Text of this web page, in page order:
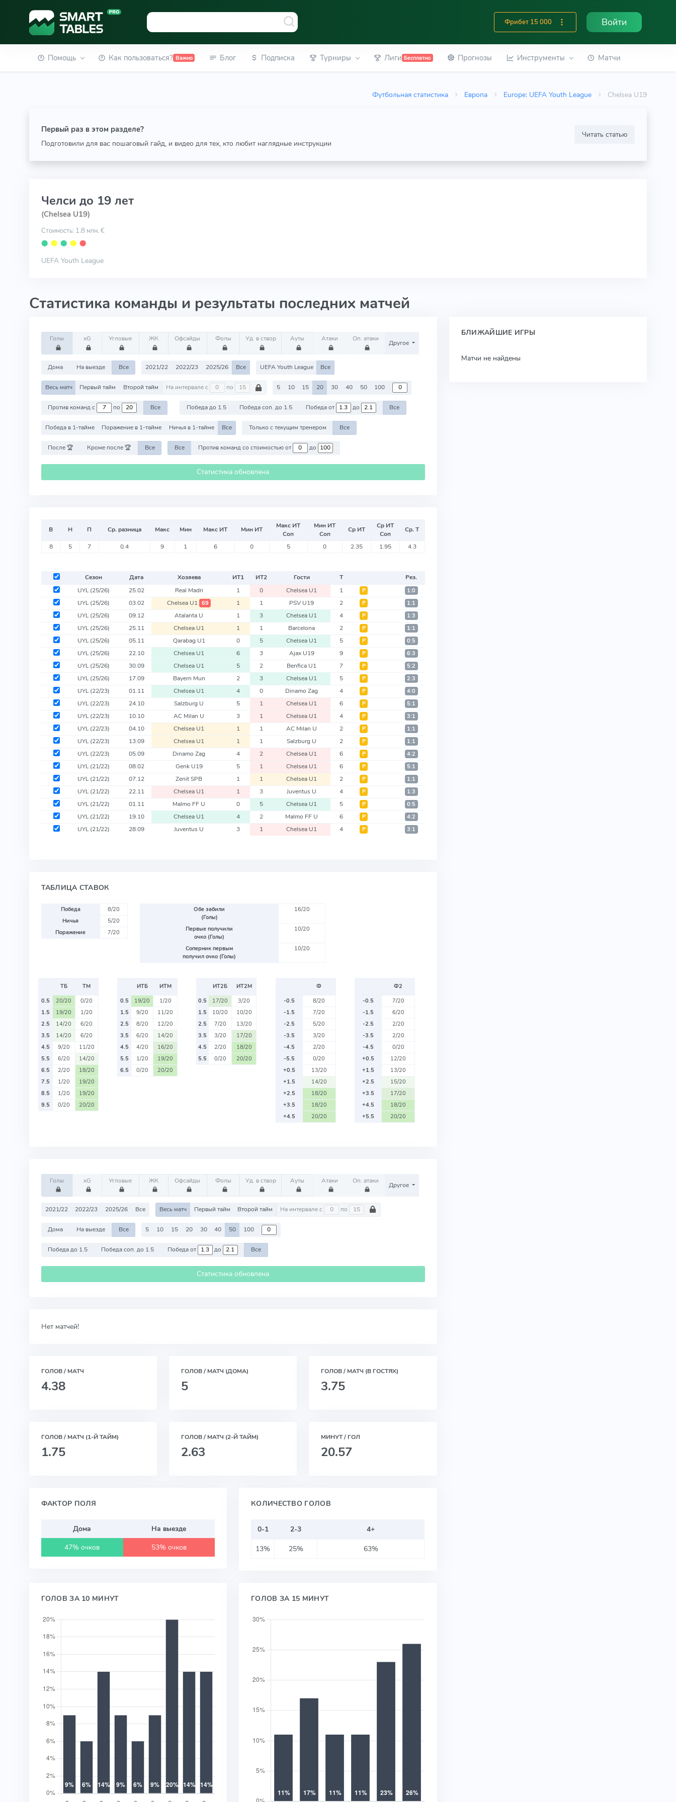
Фрибет 15 000 Войти
Помощь Как пользоваться? Важно Блог Подписка Турниры Лиги Бесплатно Прогнозы Инструменты Матчи
Футбольная статистика Европа Europe: UEFA Youth League Chelsea U19
Первый раз в этом разделе?
Подготовили для вас пошаговый гайд, и видео для тех, кто любит наглядные инструкции
Читать статью
Челси до 19 лет
(Chelsea U19)
Стоимость: 1.8 млн. €
⬤ ⬤ ⬤ ⬤ ⬤
UEFA Youth League
Статистика команды и результаты последних матчей
Голы xG Угловые ЖК Офсайды Фолы Уд. в створ Ауты Атаки Оп. атаки
Другое
Дома На выезде Все 2021/22 2022/23 2025/26 Все UEFA Youth League Все
Весь матч Первый тайм Второй тайм На интервале с по 5 10 15 20 30 40 50 100
Против команд с по Все Победа до 1.5 Победа соп. до 1.5 Победа от до Все
Победа в 1-тайме Поражение в 1-тайме Ничья в 1-тайме Все Только с текущим тренером Все
После 🏆 Кроме после 🏆 Все Все Против команд со стоимостью от до
Статистика обновлена
В Н П Ср. разница Макс Мин Макс ИТ Мин ИТ
Макс ИТ
Соп
Мин ИТ
Соп
Ср ИТ
Ср ИТ
Соп
Ср. Т
8 5 7 0.4 9 1 6 0 5 0 2.35 1.95 4.3
Сезон Дата Хозяева ИТ1 ИТ2 Гости Т
Рез.
UYL(25/26) 25.02 Real Madri 1 0 Chelsea U1 1 Р 1:0
UYL(25/26) 03.02 Chelsea U1 69 1 1 PSV U19 2 Р 1:1
UYL(25/26) 09.12 Atalanta U 1 3 Chelsea U1 4 Р 1:3
UYL(25/26) 25.11 Chelsea U1 1 1 Barcelona 2 Р 1:1
UYL(25/26) 05.11 Qarabag U1 0 5 Chelsea U1 5 Р 0:5
UYL(25/26) 22.10 Chelsea U1 6 3 Ajax U19 9 Р 6:3
UYL(25/26) 30.09 Chelsea U1 5 2 Benfica U1 7 Р 5:2
UYL(25/26) 17.09 Bayern Mun 2 3 Chelsea U1 5 Р 2:3
UYL(22/23) 01.11 Chelsea U1 4 0 Dinamo Zag 4 Р 4:0
UYL(22/23) 24.10 Salzburg U 5 1 Chelsea U1 6 Р 5:1
UYL(22/23) 10.10 AC Milan U 3 1 Chelsea U1 4 Р 3:1
UYL(22/23) 04.10 Chelsea U1 1 1 AC Milan U 2 Р 1:1
UYL(22/23) 13.09 Chelsea U1 1 1 Salzburg U 2 Р 1:1
UYL(22/23) 05.09 Dinamo Zag 4 2 Chelsea U1 6 Р 4:2
UYL(21/22) 08.02 Genk U19 5 1 Chelsea U1 6 Р 5:1
UYL(21/22) 07.12 Zenit SPB 1 1 Chelsea U1 2 Р 1:1
UYL(21/22) 22.11 Chelsea U1 1 3 Juventus U 4 Р 1:3
UYL(21/22) 01.11 Malmo FF U 0 5 Chelsea U1 5 Р 0:5
UYL(21/22) 19.10 Chelsea U1 4 2 Malmo FF U 6 Р 4:2
UYL(21/22) 28.09 Juventus U 3 1 Chelsea U1 4 Р 3:1
ТАБЛИЦА СТАВОК
Победа
8/20
Ничья
5/20
Поражение
7/20
Обе забили
(Голы)
16/20
Первые получили
очко (Голы)
10/20
Соперник первым
получил очко (Голы)
10/20
ТБ
ТМ
0.5
20/20
0/20
1.5
19/20
1/20
2.5
14/20
6/20
3.5
14/20
6/20
4.5
9/20
11/20
5.5
6/20
14/20
6.5
2/20
18/20
7.5
1/20
19/20
8.5
1/20
19/20
9.5
0/20 20/20
ИТБ
ИТМ
0.5
19/20
1/20
1.5
9/20
11/20
2.5
8/20
12/20
3.5
6/20
14/20
4.5
4/20
16/20
5.5
1/20
19/20
6.5
0/20 20/20
ИТ2Б
ИТ2М
0.5
17/20
3/20
1.5
10/20
10/20
2.5
7/20
13/20
3.5
3/20
17/20
4.5
2/20
18/20
5.5
0/20 20/20
Ф
-0.5
8/20
-1.5
7/20
-2.5
5/20
-3.5
3/20
-4.5
2/20
-5.5
0/20
+0.5
13/20
+1.5
14/20
+2.5
18/20
+3.5
18/20
+4.5
20/20
Ф2
-0.5
7/20
-1.5
6/20
-2.5
2/20
-3.5
2/20
-4.5
0/20
+0.5
12/20
+1.5
13/20
+2.5
15/20
+3.5
17/20
+4.5
18/20
+5.5
20/20
Голы xG Угловые ЖК Офсайды Фолы Уд. в створ Ауты Атаки Оп. атаки
Другое
2021/22 2022/23 2025/26 Все Весь матч Первый тайм Второй тайм На интервале с по
Дома На выезде Все 5 10 15 20 30 40 50 100
Победа до 1.5 Победа соп. до 1.5 Победа от до Все
Статистика обновлена
Нет матчей!
ГОЛОВ / МАТЧ
4.38
ГОЛОВ / МАТЧ (ДОМА)
5
ГОЛОВ / МАТЧ (В ГОСТЯХ)
3.75
ГОЛОВ / МАТЧ (1-Й ТАЙМ)
1.75
ГОЛОВ / МАТЧ (2-Й ТАЙМ)
2.63
МИНУТ / ГОЛ
20.57
ФАКТОР ПОЛЯ
Дома
На выезде
47% очков
53% очков
КОЛИЧЕСТВО ГОЛОВ
0-1 2-3
4+
13%
25% 63%
ГОЛОВ ЗА 10 МИНУТ ГОЛОВ ЗА 15 МИНУТ
БЛИЖАЙШИЕ ИГРЫ
Матчи не найдены